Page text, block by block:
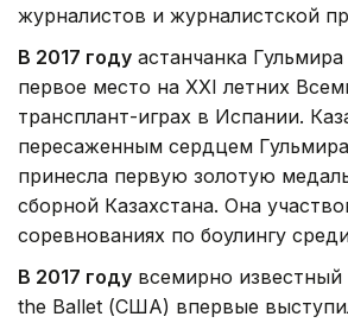
журналистов и журналистской
В 2017 году астанчанка
первое место на XXI летних
трансплант-играх в Испании.
пересаженным сердцем
принесла первую золотую
сборной Казахстана. Она
соревнованиях по боулингу
В 2017 году всемирно известный
the Ballet (США) впервые